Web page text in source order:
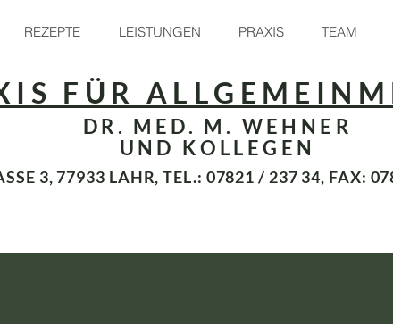
REZEPTE LEISTUNGEN PRAXIS TEAM
FÜR
DR. MED. M. WEHNER
UND KOLLEGEN
3, 77933 LAHR, TEL.: 07821 / 237 34, FAX: